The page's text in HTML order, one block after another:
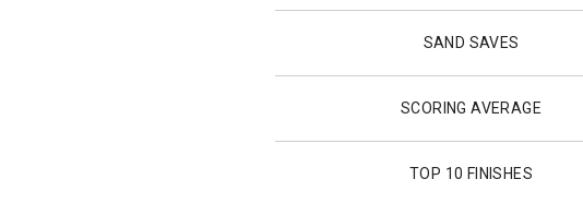
SAND SAVES
SCORING AVERAGE
TOP 10 FINISHES